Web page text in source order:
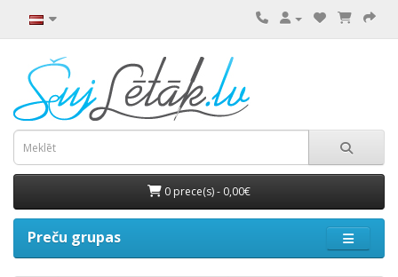
0 prece(s) - 0,00€
Preču grupas